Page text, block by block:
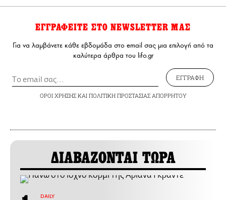
ΕΓΓΡΑΦΕΙΤΕ ΣΤΟ NEWSLETTER ΜΑΣ
Για να λαμβάνετε κάθε εβδομάδα στο email σας μια επιλογή από τα
καλύτερα άρθρα του lifo.gr
ΕΓΓΡΑΦΗ
ΟΡΟΙ ΧΡΗΣΗΣΚΑΙ ΠΟΛΙΤΙΚΗ ΠΡΟΣΤΑΣΙΑΣ ΑΠΟΡΡΗΤΟΥ
ΔΙΑΒΑΖΟΝΤΑΙ ΤΩΡΑ
DAILY